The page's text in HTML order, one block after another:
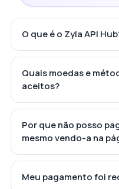
O que é o Zyla API
Quais moedas e
aceitos?
Por que não posso
mesmo vendo-a na
Meu pagamento foi